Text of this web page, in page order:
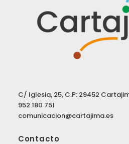
C/ Iglesia, 25, C.P: 29452
952 180 751
comunicacion@cartajima.es
Contacto